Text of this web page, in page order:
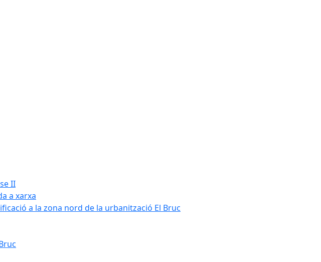
II
a xarxa
a la zona nord de la urbanització El Bruc